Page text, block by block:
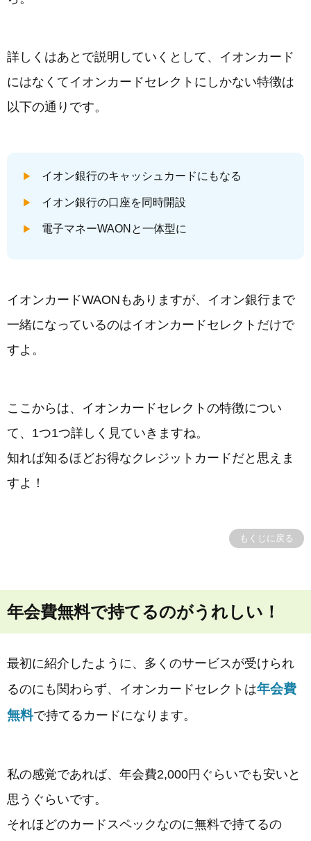
詳しくはあとで説明していくとして、イオンカード
にはなくてイオンカードセレクトにしかない特徴は
以下の通りです。
イオン銀行のキャッシュカードにもなる
イオン銀行の口座を同時開設
電子マネーWAONと一体型に
イオンカードWAONもありますが、イオン銀行まで
一緒になっているのはイオンカードセレクトだけで
すよ。
ここからは、イオンカードセレクトの特徴につい
て、1つ1つ詳しく見ていきますね。
知れば知るほどお得なクレジットカードだと思えま
すよ！
もくじに戻る
年会費無料で持てるのがうれしい！
最初に紹介したように、多くのサービスが受けられ
るのにも関わらず、イオンカードセレクトは年会費
無料で持てるカードになります。
私の感覚であれば、年会費2,000円ぐらいでも安いと
思うぐらいです。
それほどのカードスペックなのに無料で持てるの